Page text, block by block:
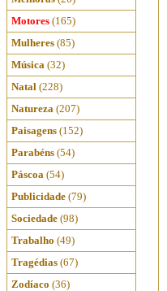
Motores (165)
Mulheres (85)
Música (32)
Natal (228)
Natureza (207)
Paisagens (152)
Parabéns (54)
Páscoa (54)
Publicidade (79)
Sociedade (98)
Trabalho (49)
Tragédias (67)
Zodíaco (36)